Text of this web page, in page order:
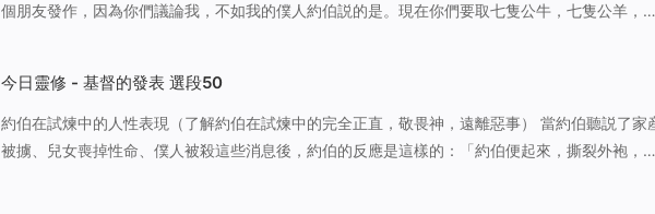
個朋友發作，因為你們議論我，不如我的僕人約伯説的是。現在你們要取七隻公牛，七隻公羊，到
今日靈修 - 基督的發表 選段50
約伯在試煉中的人性表現（了解約伯在試煉中的完全正直，敬畏神，遠離惡事） 當約伯聽説了家産
被擄、兒女喪掉性命、僕人被殺這些消息後，約伯的反應是這樣的：「約伯便起來，撕裂外袍，剃